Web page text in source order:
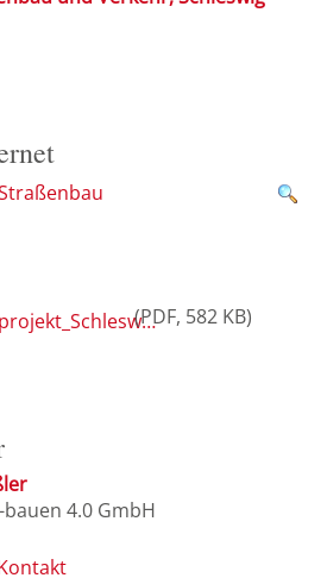
Steckbrief_Pilotprojekt_Schleswig_Holstein.pdf
PDF 582 KB
4.0 GmbH